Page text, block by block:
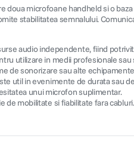
microfoane handheld si o
stabilitatea semnalului.
audio independente, fiind
utilizare in medii profesionale sau
de sonorizare sau alte
util in evenimente de durata sau
unui microfon suplimentar.
de mobilitate si fiabilitate fara cabluri.